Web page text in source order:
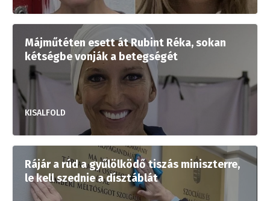
Májműtéten esett át Rubint Réka, sokan
kétségbe vonják a betegségét
KISALFOLD
Rájár a rúd a gyűlölködő tiszás miniszterre,
le kell szednie a dísztáblát